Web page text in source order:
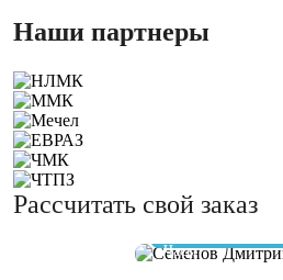
Наши партнеры
Рассчитать свой заказ